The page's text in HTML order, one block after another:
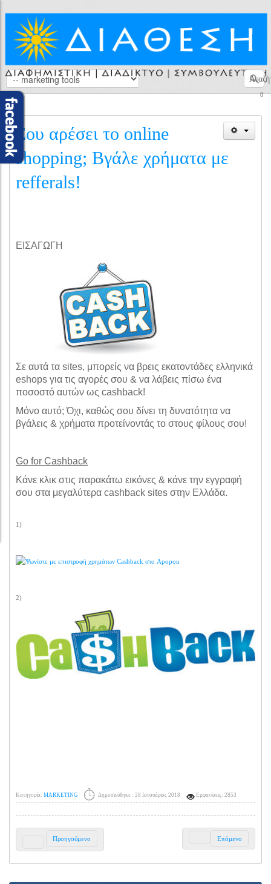
0
Σου αρέσει το online
shopping; Βγάλε χρήματα με
refferals!
ΕΙΣΑΓΩΓΗ
Σε αυτά τα sites, μπορείς να βρεις εκατοντάδες ελληνικά
eshops για τις αγορές σου & να λάβεις πίσω ένα
ποσοστό αυτών ως cashback!
Μόνο αυτό; Όχι, καθώς σου δίνει τη δυνατότητα να
βγάλεις & χρήματα προτείνοντάς το στους φίλους σου!
Go for Cashback
Κάνε κλικ στις παρακάτω εικόνες & κάνε την εγγραφή
σου στα μεγαλύτερα cashback sites στην Ελλάδα.
1)
2)
Κατηγορία: MARKETING Δημοσιεύθηκε : 28 Ιανουάριος 2018 Εμφανίσεις: 2853
Προηγούμενο Επόμενο